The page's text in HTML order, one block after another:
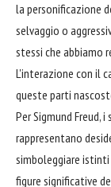
la personificazione
selvaggio o
stessi che abbiamo
L'interazione con il
queste parti
Per Sigmund Freud,
rappresentano
simboleggiare istinti
figure significative